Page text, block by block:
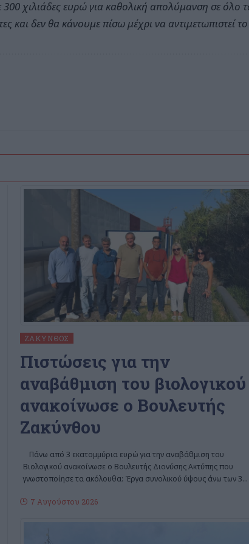
300 χιλιάδες ευρώ για καθολική απολύμανση σε όλο
και δεν θα κάνουμε πίσω μέχρι να αντιμετωπιστεί
ΖΆΚΥΝΘΟΣ
Πιστώσεις για την
αναβάθμιση του βιολογικού
ανακοίνωσε ο Βουλευτής
Ζακύνθου
Πάνω από 3 εκατομμύρια ευρώ για την αναβάθμιση του
Βιολογικού ανακοίνωσε ο Βουλευτής Διονύσης Ακτύπης που
γνωστοποίησε τα ακόλουθα: Έργα συνολικού ύψους άνω των 3…
7 Αυγούστου 2026